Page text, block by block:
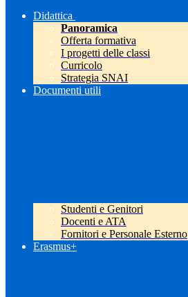
Didattica
Panoramica
Offerta formativa
I progetti delle classi
Curricolo
Strategia SNAI
Documenti utili
Studenti e Genitori
Docenti e ATA
Fornitori e Personale Esterno
Erasmus+